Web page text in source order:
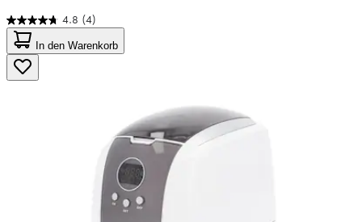
4.8 (4)
4.8
von
5
Sternen.
4
In den Warenkorb